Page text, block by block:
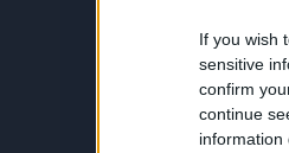
If you wish
sensitive
confirm
continue
information